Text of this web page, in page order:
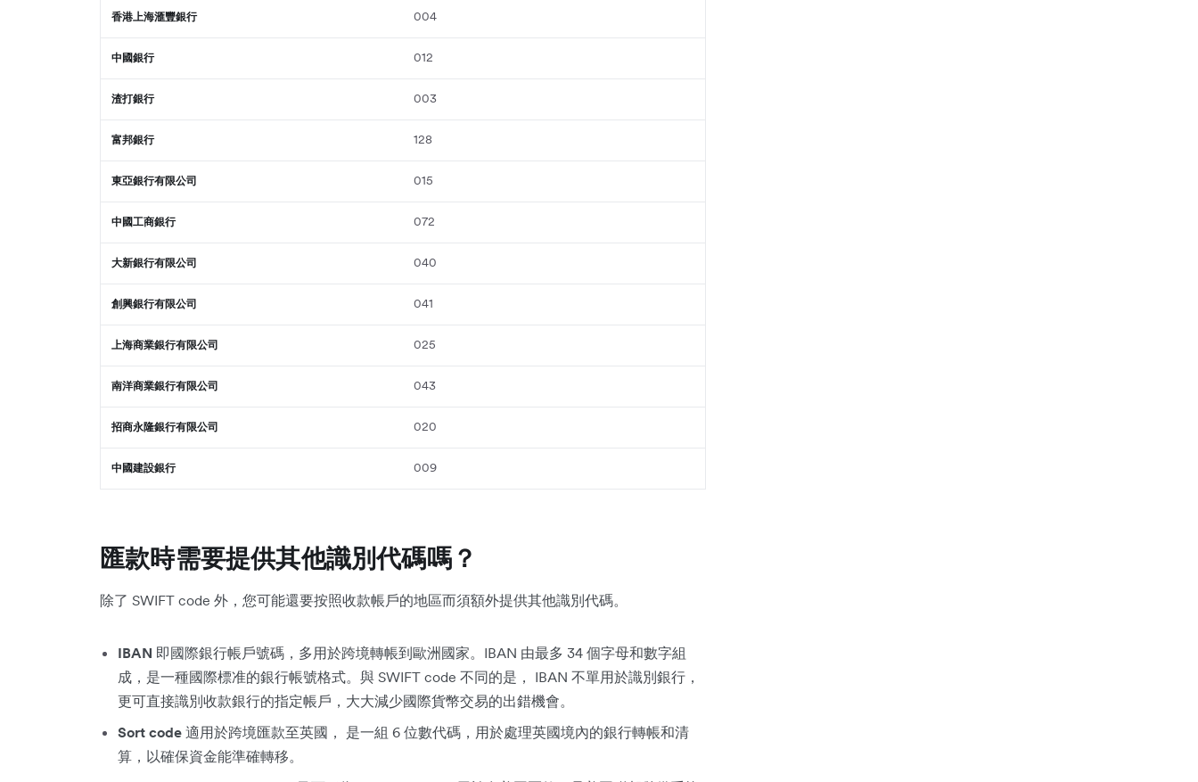
香港上海滙豐銀行 004
中國銀行 012
渣打銀行 003
富邦銀行 128
東亞銀行有限公司 015
中國工商銀行 072
大新銀行有限公司 040
創興銀行有限公司 041
上海商業銀行有限公司 025
南洋商業銀行有限公司 043
招商永隆銀行有限公司 020
中國建設銀行 009
匯款時需要提供其他識別代碼嗎？
除了 SWIFT code 外，您可能還要按照收款帳戶的地區而須額外提供其他識別代碼。
IBAN 即國際銀行帳戶號碼，多用於跨境轉帳到歐洲國家。IBAN 由最多 34 個字母和數字組
成，是一種國際標准的銀行帳號格式。與 SWIFT code 不同的是， IBAN 不單用於識別銀行，
更可直接識別收款銀行的指定帳戶，大大減少國際貨幣交易的出錯機會。
Sort code 適用於跨境匯款至英國， 是一組 6 位數代碼，用於處理英國境內的銀行轉帳和清
算，以確保資金能準確轉移。